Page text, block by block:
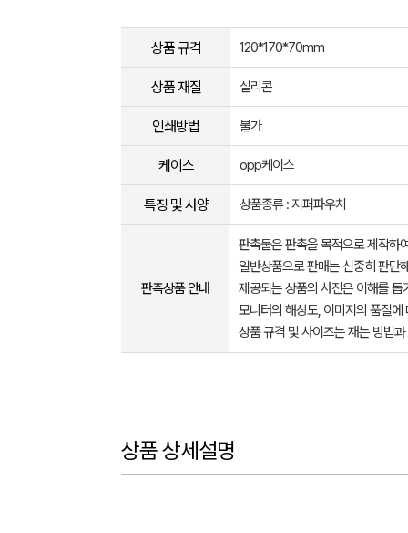
상품 규격 120*170*70mm
상품 재질 실리콘
인쇄방법 불가
케이스 opp케이스
특징 및 사양 상품종류 : 지퍼파우치
판촉상품 안내
판촉물은 판촉을 목적으로 제작하
일반상품으로 판매는 신중히 판단
제공되는 상품의 사진은 이해를
모니터의 해상도, 이미지의 품질
상품 규격 및 사이즈는 재는 방법
상품 상세설명